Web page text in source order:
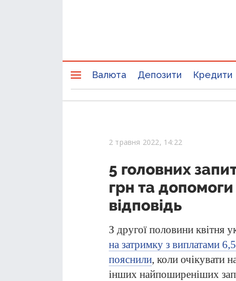
Валюта Депозити Кредити
2 травня 2022, 14:22
5 головних
грн та
відповідь
З другої половини квітня
на затримку з виплатами
пояснили, коли очікувати
інших найпоширеніших